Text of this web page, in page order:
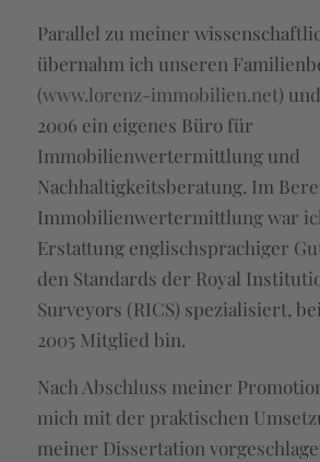
Parallel zu meiner
übernahm ich unseren
(www.lorenz-immobilien.net)
2006 ein eigenes Büro für
Immobilienwertermittlung und
Nachhaltigkeitsberatung. Im
Immobilienwertermittlung war
Erstattung englischsprachiger
den Standards der Royal
Surveyors (RICS) spezialisiert,
2005 Mitglied bin.
Nach Abschluss meiner
mich mit der praktischen
meiner Dissertation